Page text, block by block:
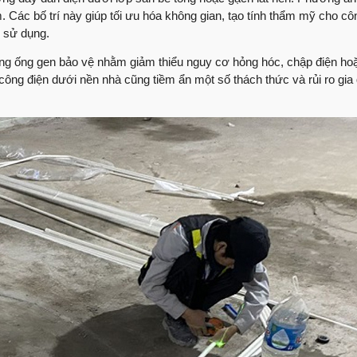
Nhận xét trực tiếp
60 ngày lột xác
Anh An có cảm
Sửa nhà cùng Việt
Lắng nghe ý kiến
dựng
Những ý kiến của
Quang Group
Bàn giao nhà phố
Group
Bàn giao nhà | Chị
Group
Review nhà |
bố trí này giúp tối ưu hóa không gian, tạo tính thẩm mỹ cho
sử dụng.
ống gen bảo vệ nhằm giảm thiểu nguy cơ hỏng hóc, chập điện
điện dưới nền nhà cũng tiềm ẩn một số thách thức và rủi ro gia